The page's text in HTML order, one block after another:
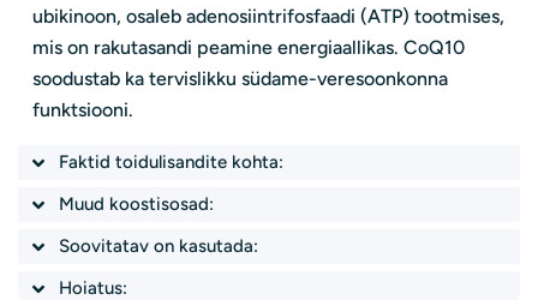
ubikinoon, osaleb adenosiintrifosfaadi (ATP) tootmises,
mis on rakutasandi peamine energiaallikas. CoQ10
soodustab ka tervislikku südame-veresoonkonna
funktsiooni.
Faktid toidulisandite kohta:
Muud koostisosad:
Soovitatav on kasutada:
Hoiatus: